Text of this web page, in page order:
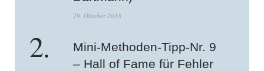
29. Oktober 2018
Mini-Methoden-Tipp-Nr. 9
– Hall of Fame für Fehler